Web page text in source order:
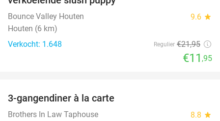
Bounce Valley Houten 9.6 star
Houten (6 km)
Verkocht: 1.648
Regulier €21,95
€11 ,95
3-gangendiner à la carte
Brothers In Law Taphouse 8.8 star